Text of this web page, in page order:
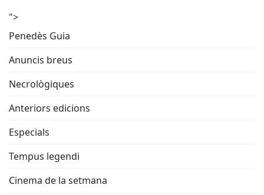
">
Penedès Guia
Anuncis breus
Necrològiques
Anteriors edicions
Especials
Tempus legendi
Cinema de la setmana